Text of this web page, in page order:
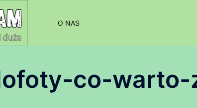
O NAS
co-warto-